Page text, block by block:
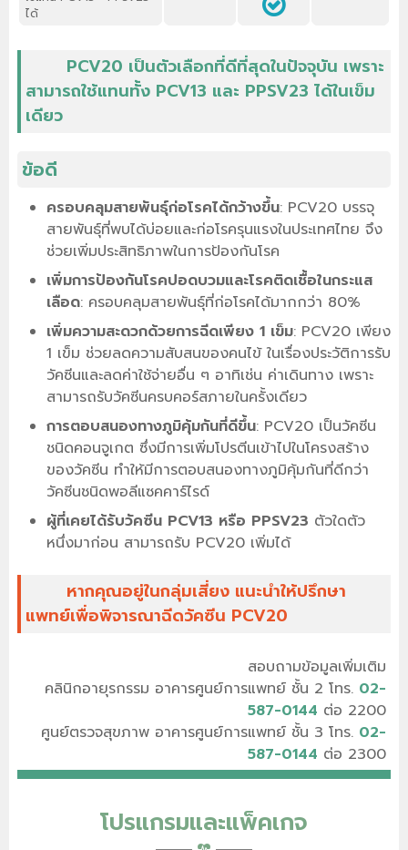
ได้
PCV20 เป็นตัวเลือกที่ดีที่สุดในปัจจุบัน เพราะ
สามารถใช้แทนทั้ง PCV13 และ PPSV23 ได้ในเข็ม
เดียว
ข้อดี
ครอบคลุมสายพันธุ์ก่อโรคได้กว้างขึ้น: PCV20 บรรจุ
สายพันธุ์ที่พบได้บ่อยและก่อโรครุนแรงในประเทศไทย จึง
ช่วยเพิ่มประสิทธิภาพในการป้องกันโรค
เพิ่มการป้องกันโรคปอดบวมและโรคติดเชื้อในกระแส
เลือด: ครอบคลุมสายพันธุ์ที่ก่อโรคได้มากกว่า 80%
เพิ่มความสะดวกด้วยการฉีดเพียง 1 เข็ม: PCV20 เพียง
1 เข็ม ช่วยลดความสับสนของคนไข้ ในเรื่องประวัติการรับ
วัคซีนและลดค่าใช้จ่ายอื่น ๆ อาทิเช่น ค่าเดินทาง เพราะ
สามารถรับวัคซีนครบคอร์สภายในครั้งเดียว
การตอบสนองทางภูมิคุ้มกันที่ดีขึ้น: PCV20 เป็นวัคซีน
ชนิดคอนจูเกต ซึ่งมีการเพิ่มโปรตีนเข้าไปในโครงสร้าง
ของวัคซีน ทำให้มีการตอบสนองทางภูมิคุ้มกันที่ดีกว่า
วัคซีนชนิดพอลีแซคคาร์ไรด์
ผู้ที่เคยได้รับวัคซีน PCV13 หรือ PPSV23 ตัวใดตัว
หนึ่งมาก่อน สามารถรับ PCV20 เพิ่มได้
หากคุณอยู่ในกลุ่มเสี่ยง แนะนำให้ปรึกษา
แพทย์เพื่อพิจารณาฉีดวัคซีน PCV20
สอบถามข้อมูลเพิ่มเติม
คลินิกอายุรกรรม อาคารศูนย์การแพทย์ ชั้น 2 โทร. 02-
587-0144 ต่อ 2200
ศูนย์ตรวจสุขภาพ อาคารศูนย์การแพทย์ ชั้น 3 โทร. 02-
587-0144 ต่อ 2300
โปรแกรมและแพ็คเกจ